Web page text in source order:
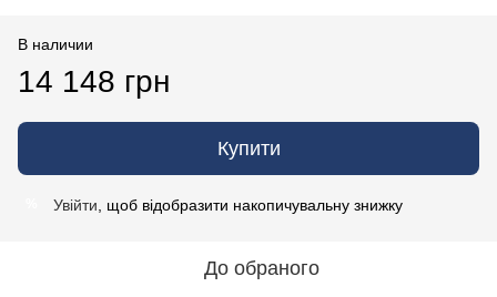
В наличии
14 148 грн
Купити
Увійти , щоб відобразити накопичувальну знижку
До обраного